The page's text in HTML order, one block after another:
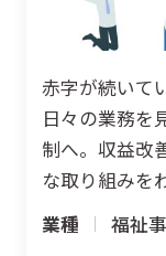
赤字が続いて
日々の業務を
制へ。収益改
な取り組みを
業種
福祉